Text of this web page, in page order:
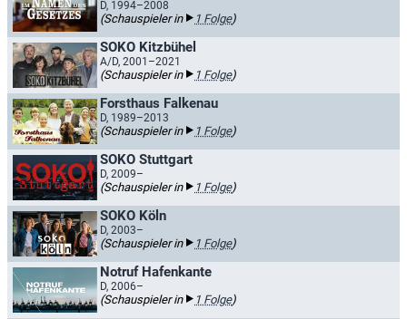
D, 1994–2008
(Schauspieler in 1 Folge)
SOKO Kitzbühel
A/D, 2001–2021
(Schauspieler in 1 Folge)
Forsthaus Falkenau
D, 1989–2013
(Schauspieler in 1 Folge)
SOKO Stuttgart
D, 2009–
(Schauspieler in 1 Folge)
SOKO Köln
D, 2003–
(Schauspieler in 1 Folge)
Notruf Hafenkante
D, 2006–
(Schauspieler in 1 Folge)